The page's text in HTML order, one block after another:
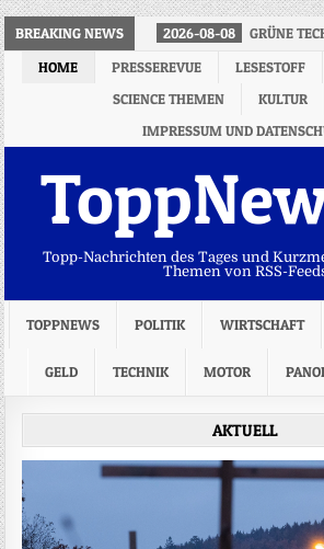
BREAKING NEWS 2026-08-08
GRÜNE
HOME
PRESSEREVUE LESESTOFF
SCIENCE THEMEN
KULTUR
IMPRESSUM UND
Topp-Nachrichten des Tages und
Themen von RSS-
TOPPNEWS POLITIK WIRTSCHAFT
GELD TECHNIK MOTOR
AKTUELL